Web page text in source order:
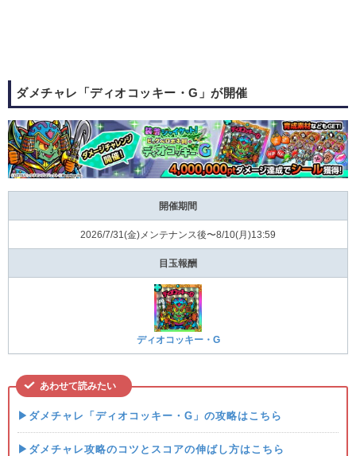
ダメチャレ「ディオコッキー・G」が開催
開催期間
2026/7/31(⾦)メンテナンス後〜8/10(⽉)13:59
目玉報酬
ディオコッキー・G
あわせて読みたい
▶ダメチャレ「ディオコッキー・G」の攻略はこちら
▶ダメチャレ攻略のコツとスコアの伸ばし方はこちら